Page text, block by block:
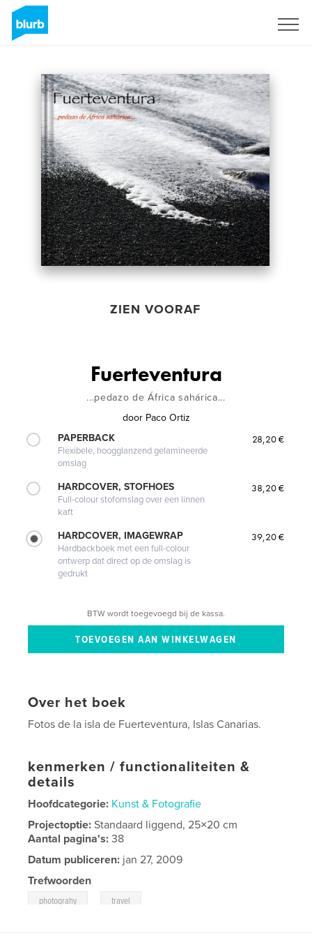
ZIEN VOORAF
Fuerteventura
...pedazo de África sahárica...
door Paco Ortiz
PAPERBACK
Flexibele, hoogglanzend gelamineerde
omslag
28,20 €
HARDCOVER, STOFHOES
Full-colour stofomslag over een linnen
kaft
38,20 €
HARDCOVER, IMAGEWRAP
Hardbackboek met een full-colour
ontwerp dat direct op de omslag is
gedrukt
39,20 €
BTW wordt toegevoegd bij de kassa.
Over het boek
Fotos de la isla de Fuerteventura, Islas Canarias.
kenmerken / functionaliteiten &
details
Hoofdcategorie: Kunst & Fotografie
Projectoptie:Standaard liggend, 25×20 cm
Aantal pagina's:38
Datum publiceren: jan 27, 2009
Trefwoorden
photograhy travel